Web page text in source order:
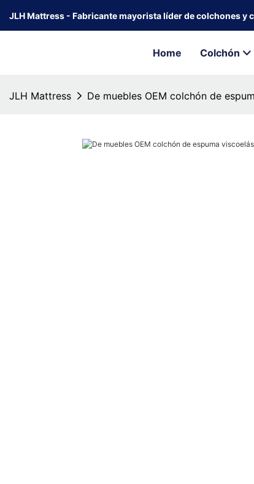
JLH Mattress - Fabricante mayorista líder de colchones y
Home Colchón
JLH Mattress De muebles OEM colchón de